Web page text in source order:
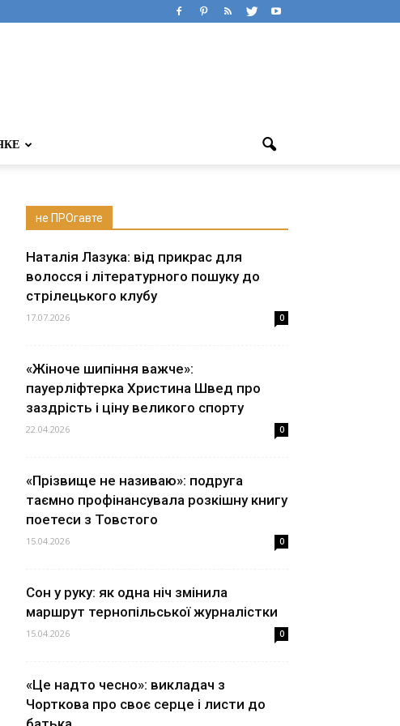
не ПРОгавте
Наталія Лазука: від прикрас для
волосся і літературного пошуку до
стрілецького клубу
17.07.2026 0
«Жіноче шипіння важче»:
пауерліфтерка Христина Швед про
заздрість і ціну великого спорту
22.04.2026 0
«Прізвище не називаю»: подруга
таємно профінансувала розкішну книгу
поетеси з Товстого
15.04.2026 0
Сон у руку: як одна ніч змінила
маршрут тернопільської журналістки
15.04.2026 0
«Це надто чесно»: викладач з
Чорткова про своє серце і листи до